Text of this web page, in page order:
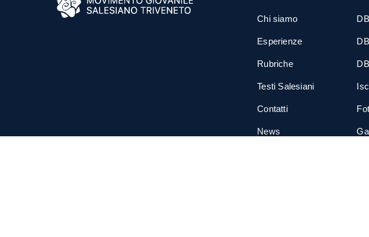
Chi siamo
Esperienze
Rubriche
Testi Salesiani
Contatti
News